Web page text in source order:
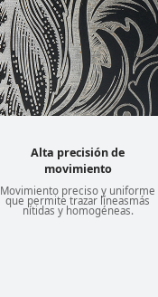
Alta precisión de
movimiento
Movimiento preciso y uniforme
que permite trazar líneasmás
nítidas y homogéneas.